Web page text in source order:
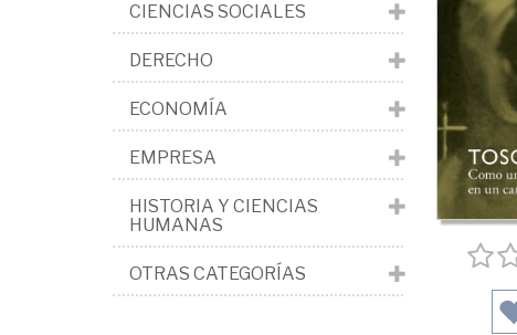
CIENCIAS SOCIALES
DERECHO
ECONOMÍA
EMPRESA
HISTORIA Y CIENCIAS
HUMANAS
OTRAS CATEGORÍAS